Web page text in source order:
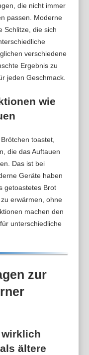
die nicht immer
passen. Moderne
Schlitze, die sich
verschiedene
Ergebnis zu
jeden Geschmack.
wie
toastet,
die das Auftauen
Das ist bei
Geräte haben
getoastetes Brot
erwärmen, ohne
machen den
unterschiedliche
zur
wirklich
ältere